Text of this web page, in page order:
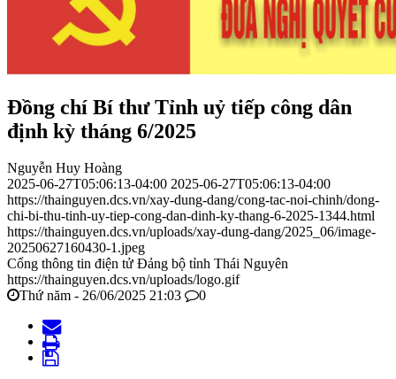
Đồng chí Bí thư Tỉnh uỷ tiếp công dân
định kỳ tháng 6/2025
Nguyễn Huy Hoàng
2025-06-27T05:06:13-04:00 2025-06-27T05:06:13-04:00
https://thainguyen.dcs.vn/xay-dung-dang/cong-tac-noi-chinh/dong-
chi-bi-thu-tinh-uy-tiep-cong-dan-dinh-ky-thang-6-2025-1344.html
https://thainguyen.dcs.vn/uploads/xay-dung-dang/2025_06/image-
20250627160430-1.jpeg
Cổng thông tin điện tử Đảng bộ tỉnh Thái Nguyên
https://thainguyen.dcs.vn/uploads/logo.gif
Thứ năm - 26/06/2025 21:03
0